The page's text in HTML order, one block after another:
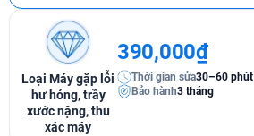
Loại Máy gặp lỗi
hư hỏng, trầy
xước nặng, thu
xác máy
390,000₫
Thời gian sửa30–60 phút
Bảo hành3 tháng